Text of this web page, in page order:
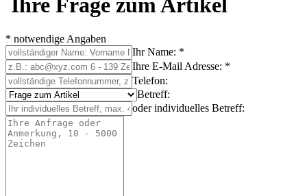
Ihre Frage zum Artikel
* notwendige Angaben
Ihr Name: *
Ihre E-Mail Adresse: *
Telefon:
Betreff:
oder individuelles Betreff: